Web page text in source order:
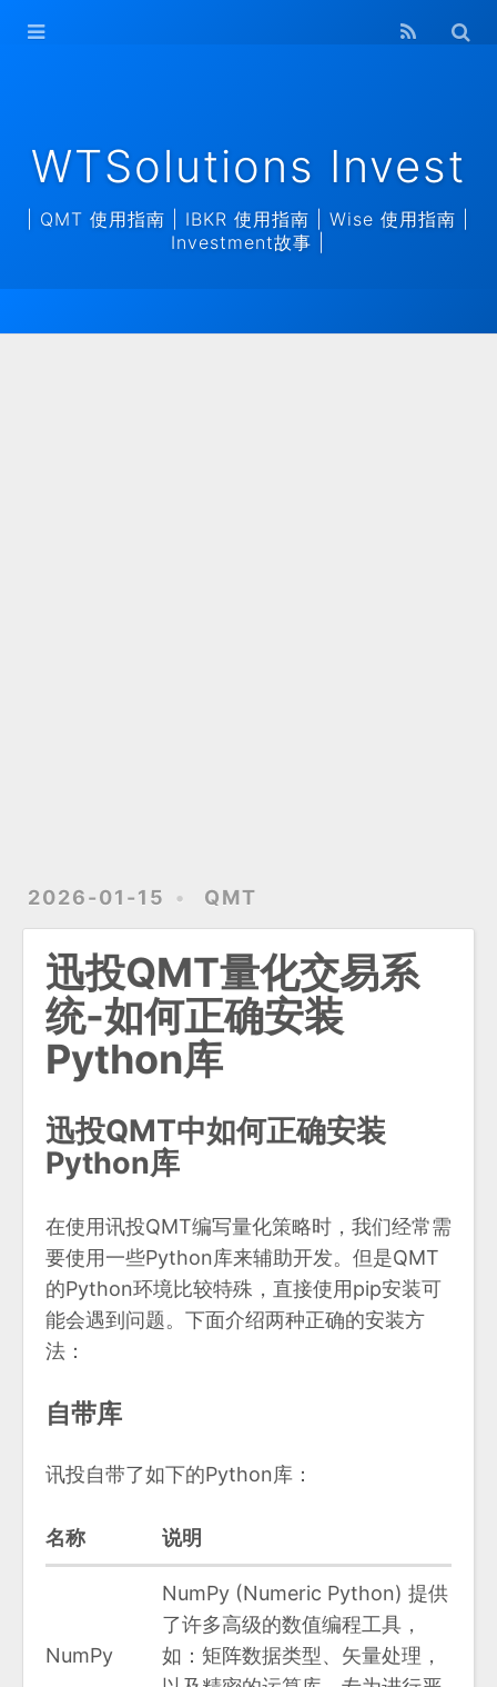
WTSolutions Invest
| QMT 使用指南 | IBKR 使用指南 | Wise 使用指南 |
Investment故事 |
2026-01-15 QMT
迅投QMT量化交易系
统-如何正确安装
Python库
迅投QMT中如何正确安装
Python库
在使用讯投QMT编写量化策略时，我们经常需
要使用一些Python库来辅助开发。但是QMT
的Python环境比较特殊，直接使用pip安装可
能会遇到问题。下面介绍两种正确的安装方
法：
自带库
讯投自带了如下的Python库：
名称 说明
NumPy
NumPy (Numeric Python) 提供
了许多高级的数值编程工具，
如：矩阵数据类型、矢量处理，
WTSolutions